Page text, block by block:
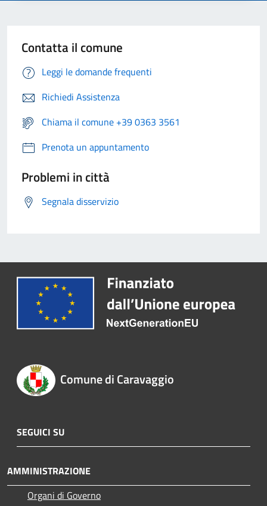
Contatta il comune
Leggi le domande frequenti
Richiedi Assistenza
Chiama il comune +39 0363 3561
Prenota un appuntamento
Problemi in città
Segnala disservizio
Comune di Caravaggio
SEGUICI SU
AMMINISTRAZIONE
Organi di Governo